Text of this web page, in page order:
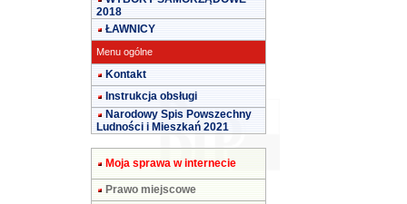
2018
ŁAWNICY
Menu ogólne
Kontakt
Instrukcja obsługi
Narodowy Spis Powszechny
Ludności i Mieszkań 2021
Moja sprawa w internecie
Prawo miejscowe